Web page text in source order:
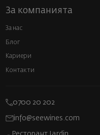
За компанията
За нас
Блог
Кариери
Контакти
0700 20 202
info@seewines.com